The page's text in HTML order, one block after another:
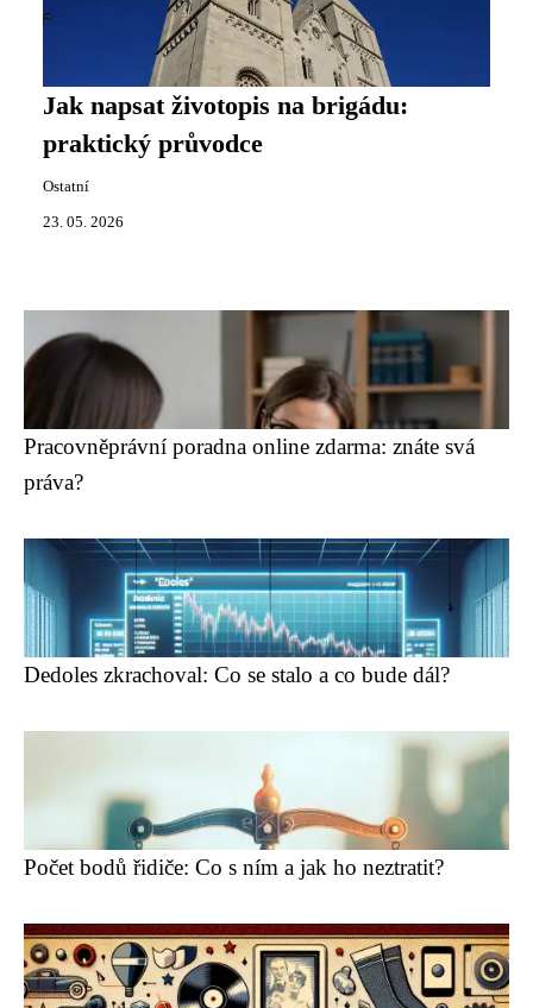
Jak napsat životopis na brigádu:
praktický průvodce
Ostatní
23. 05. 2026
Pracovněprávní poradna online zdarma: znáte svá
práva?
Dedoles zkrachoval: Co se stalo a co bude dál?
Počet bodů řidiče: Co s ním a jak ho neztratit?